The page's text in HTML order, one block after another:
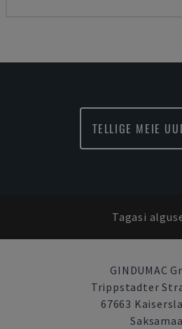
TELLIGE MEIE
Tagasi
GINDUMAC
Trippstadter
67663
Saksamaa